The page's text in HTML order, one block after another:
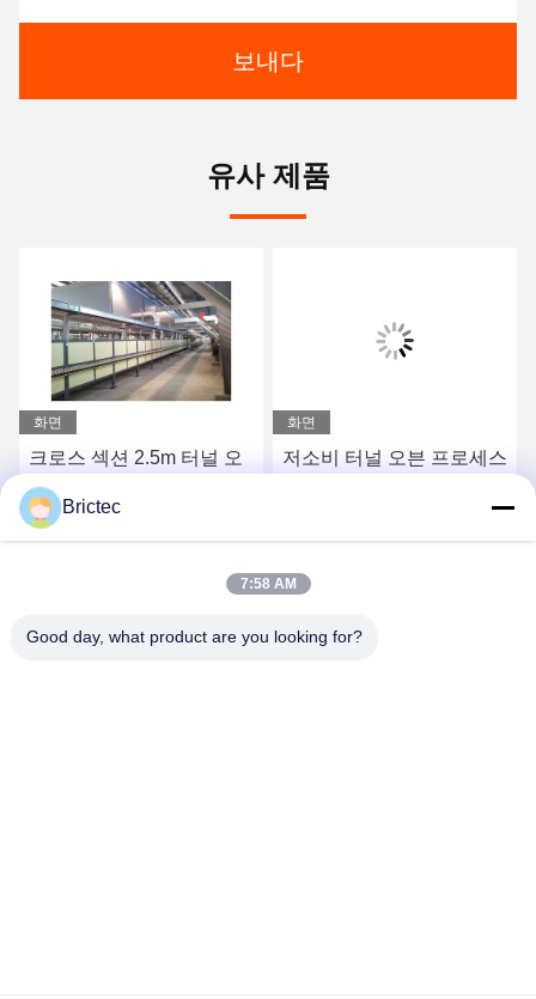
보내다
유사 제품
화면
크로스 섹션 2.5m 터널 오
븐 120분 난방 주기 롤러
오븐 빠른 난방
최고의 가격을 얻으십시
오
화면
저소비 터널 오븐 프로세스
Brictec
7:58 AM
Good day, what product are you looking for?